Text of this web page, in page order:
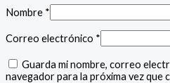
Nombre *
Correo electrónico *
Guarda mi nombre, correo
navegador para la próxima vez que